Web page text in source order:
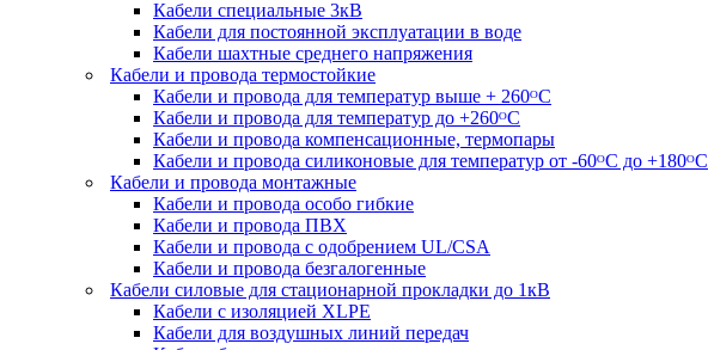
Кабели специальные 3кВ
Кабели для постоянной эксплуатации в воде
Кабели шахтные среднего напряжения
Кабели и провода термостойкие
Кабели и провода для температур выше + 260ᴼС
Кабели и провода для температур до +260ᴼС
Кабели и провода компенсационные, термопары
Кабели и провода силиконовые для температур от -60ᴼC до +180ᴼС
Кабели и провода монтажные
Кабели и провода особо гибкие
Кабели и провода ПВХ
Кабели и провода с одобрением UL/CSA
Кабели и провода безгалогенные
Кабели силовые для стационарной прокладки до 1кВ
Кабели c изоляцией XLPE
Кабели для воздушных линий передач